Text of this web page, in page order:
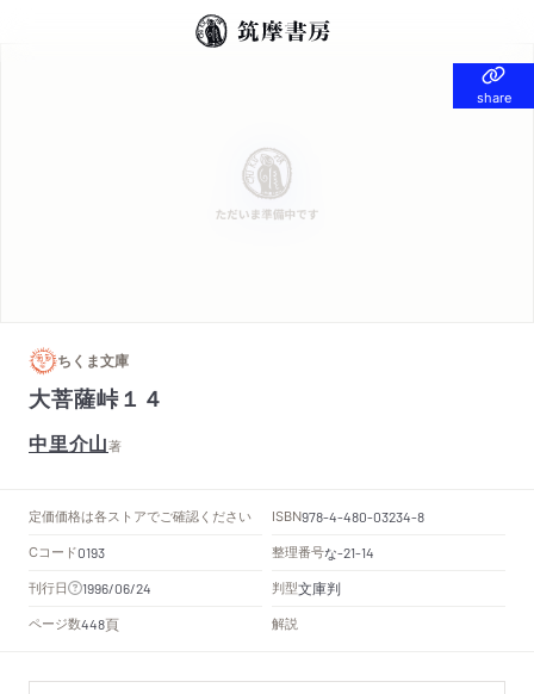
share
share
ちくま文庫
大菩薩峠１４
中里介山著
定価価格は各ストアでご確認ください ISBN978-4-480-03234-8
Cコード0193 整理番号な-21-14
刊行日 1996/06/24 判型文庫判
ページ数448頁 解説